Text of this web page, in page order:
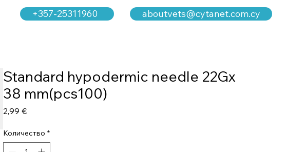
+357-25311960 aboutvets@cytanet.com.cy
Standard hypodermic needle 22Gx
38 mm(pcs100)
2,99 €Цена
Количество *